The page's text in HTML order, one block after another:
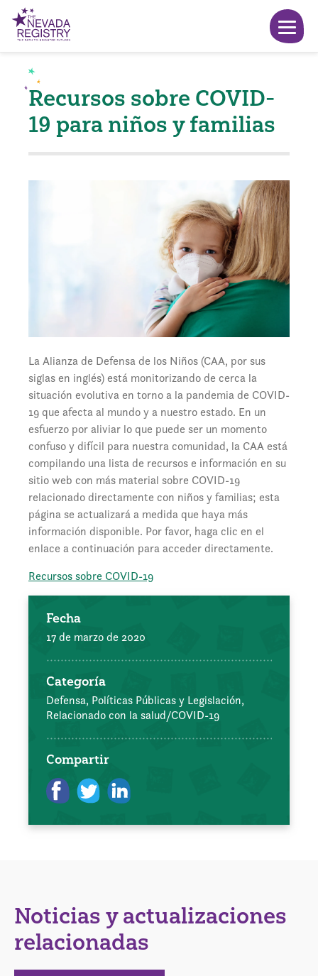
Recursos sobre COVID-
19 para niños y familias
La Alianza de Defensa de los Niños (CAA, por sus
siglas en inglés) está monitorizando de cerca la
situación evolutiva en torno a la pandemia de COVID-
19 que afecta al mundo y a nuestro estado. En un
esfuerzo por aliviar lo que puede ser un momento
confuso y difícil para nuestra comunidad, la CAA está
compilando una lista de recursos e información en su
sitio web con más material sobre COVID-19
relacionado directamente con niños y familias; esta
página se actualizará a medida que haya más
información disponible. Por favor, haga clic en el
enlace a continuación para acceder directamente.
Recursos sobre COVID-19
Fecha
17 de marzo de 2020
Categoría
Defensa, Políticas Públicas y Legislación,
Relacionado con la salud/COVID-19
Compartir
Noticias y actualizaciones
relacionadas